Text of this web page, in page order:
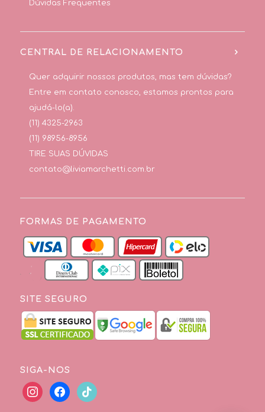
Dúvidas Frequentes
CENTRAL DE RELACIONAMENTO
Quer adquirir nossos produtos, mas tem dúvidas?
Entre em contato conosco, estamos prontos para
ajudá-lo(a).
(11) 4325-2963
(11) 98956-8956
TIRE SUAS DÚVIDAS
contato@liviamarchetti.com.br
FORMAS DE PAGAMENTO
SITE SEGURO
SIGA-NOS